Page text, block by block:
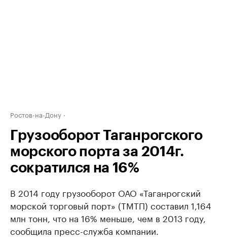
Ростов-на-Дону
Грузооборот Таганрогского
морского порта за 2014г.
сократился на 16%
В 2014 году грузооборот ОАО «Таганрогский
морской торговый порт» (ТМТП) составил 1,164
млн тонн, что на 16% меньше, чем в 2013 году,
сообщила пресс-служба компании.